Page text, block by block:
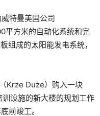
特曼美国公司
平方米的自动化系统和完
组成的太阳能发电系统，
Krze Duże）购入一块
设施的新大楼的规划工作
前竣工。